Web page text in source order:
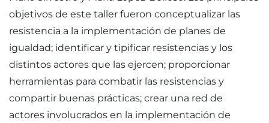
objetivos de este taller fueron conceptualizar las
resistencia a la implementación de planes de
igualdad; identificar y tipificar resistencias y los
distintos actores que las ejercen; proporcionar
herramientas para combatir las resistencias y
compartir buenas prácticas; crear una red de
actores involucrados en la implementación de